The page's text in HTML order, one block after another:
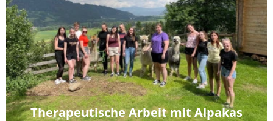
Therapeutische Arbeit mit Alpakas